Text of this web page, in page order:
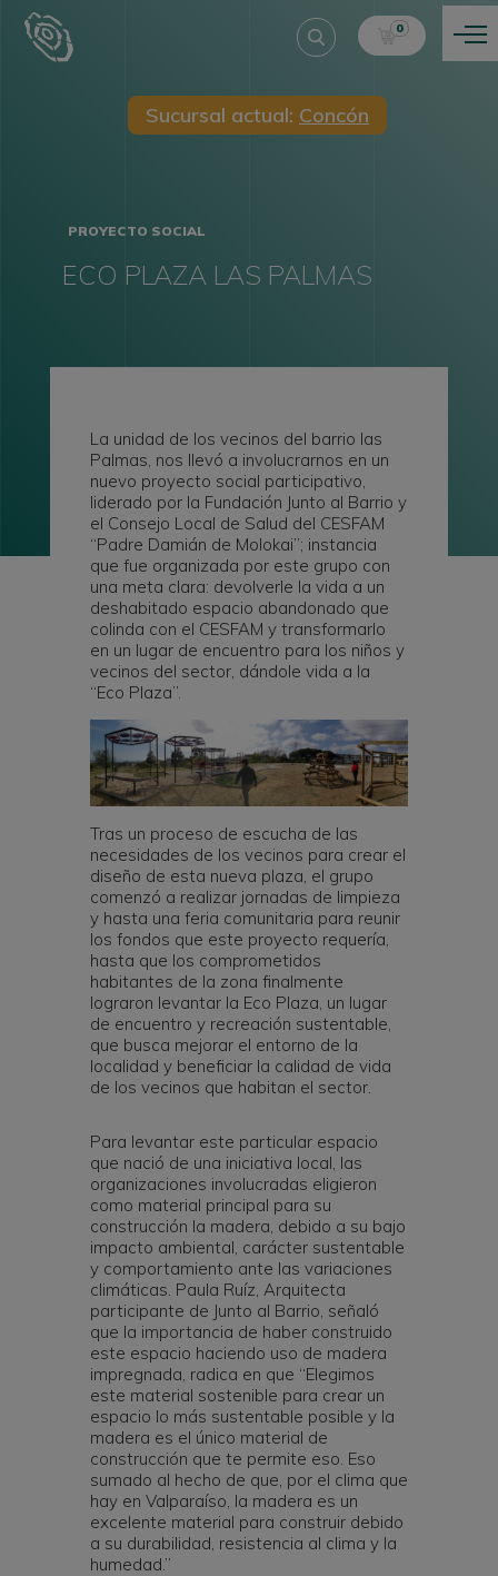
0
Sucursal actual: Concón
PROYECTO SOCIAL
ECO PLAZA LAS PALMAS
La unidad de los vecinos del barrio las
Palmas, nos llevó a involucrarnos en un
nuevo proyecto social participativo,
liderado por la Fundación Junto al Barrio y
el Consejo Local de Salud del CESFAM
“Padre Damián de Molokai”; instancia
que fue organizada por este grupo con
una meta clara: devolverle la vida a un
deshabitado espacio abandonado que
colinda con el CESFAM y transformarlo
en un lugar de encuentro para los niños y
vecinos del sector, dándole vida a la
“Eco Plaza”.
Tras un proceso de escucha de las
necesidades de los vecinos para crear el
diseño de esta nueva plaza, el grupo
comenzó a realizar jornadas de limpieza
y hasta una feria comunitaria para reunir
los fondos que este proyecto requería,
hasta que los comprometidos
habitantes de la zona finalmente
lograron levantar la Eco Plaza, un lugar
de encuentro y recreación sustentable,
que busca mejorar el entorno de la
localidad y beneficiar la calidad de vida
de los vecinos que habitan el sector.
Para levantar este particular espacio
que nació de una iniciativa local, las
organizaciones involucradas eligieron
como material principal para su
construcción la madera, debido a su bajo
impacto ambiental, carácter sustentable
y comportamiento ante las variaciones
climáticas. Paula Ruíz, Arquitecta
participante de Junto al Barrio, señaló
que la importancia de haber construido
este espacio haciendo uso de madera
impregnada, radica en que “Elegimos
este material sostenible para crear un
espacio lo más sustentable posible y la
madera es el único material de
construcción que te permite eso. Eso
sumado al hecho de que, por el clima que
hay en Valparaíso, la madera es un
excelente material para construir debido
a su durabilidad, resistencia al clima y la
humedad.”